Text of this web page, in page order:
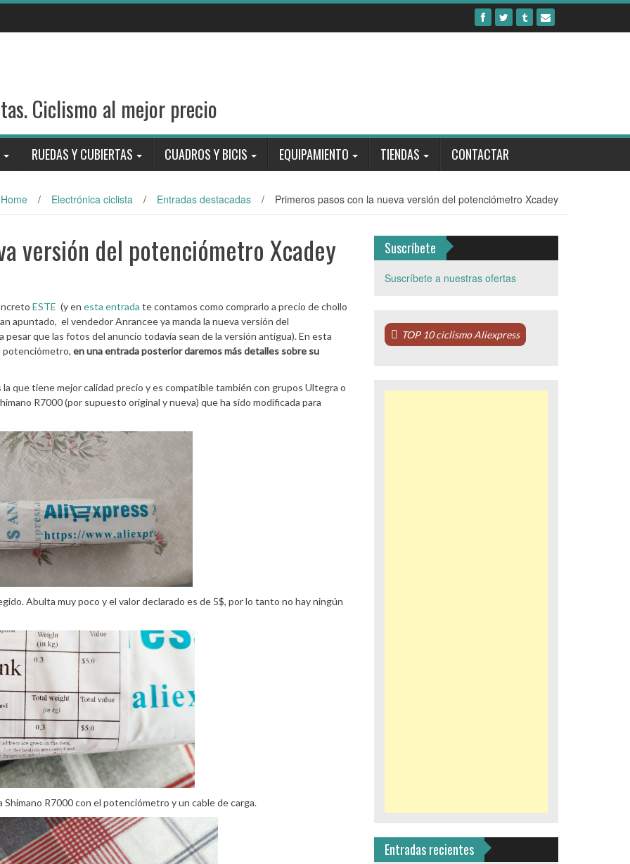
Ciclismo al mejor precio
RUEDAS Y CUBIERTAS CUADROS Y BICIS EQUIPAMIENTO TIENDAS CONTACTAR
Home / Electrónica ciclista / Entradas destacadas / Primeros pasos con la nueva versión del potenciómetro Xcadey
versión del potenciómetro Xcadey
ESTE (y en esta entrada te contamos como comprarlo a precio de chollo
apuntado, el vendedor Anrancee ya manda la nueva versión del
que las fotos del anuncio todavía sean de la versión antigua). En esta
potenciómetro, en una entrada posterior daremos más detalles sobre su
que tiene mejor calidad precio y es compatible también con grupos Ultegra o
R7000 (por supuesto original y nueva) que ha sido modificada para
Abulta muy poco y el valor declarado es de 5$, por lo tanto no hay ningún
R7000 con el potenciómetro y un cable de carga.
Suscríbete
Suscríbete a nuestras ofertas
TOP 10 ciclismo Aliexpress
Entradas recientes